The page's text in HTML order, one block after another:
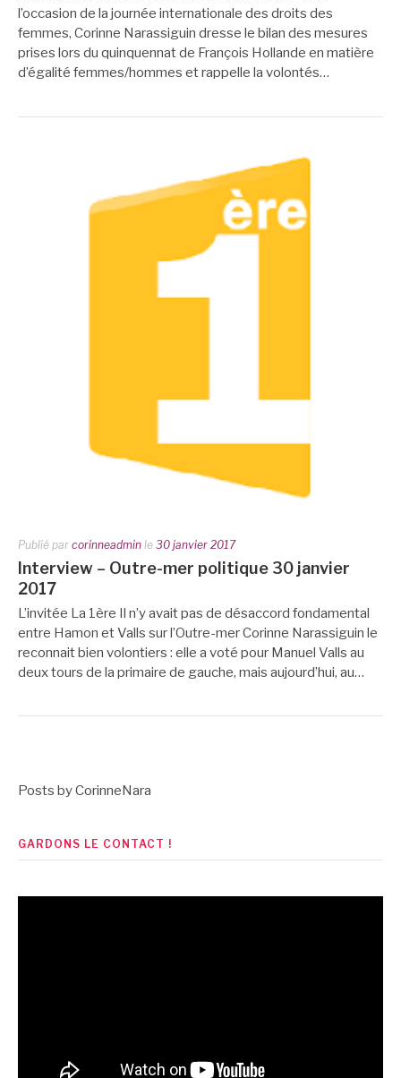
l’occasion de la journée internationale des droits des
femmes, Corinne Narassiguin dresse le bilan des mesures
prises lors du quinquennat de François Hollande en matière
d’égalité femmes/hommes et rappelle la volontés…
Publié par corinneadmin le 30 janvier 2017
Interview – Outre-mer politique 30 janvier
2017
L’invitée La 1ère Il n’y avait pas de désaccord fondamental
entre Hamon et Valls sur l’Outre-mer Corinne Narassiguin le
reconnait bien volontiers : elle a voté pour Manuel Valls au
deux tours de la primaire de gauche, mais aujourd’hui, au…
Posts by CorinneNara
GARDONS LE CONTACT !